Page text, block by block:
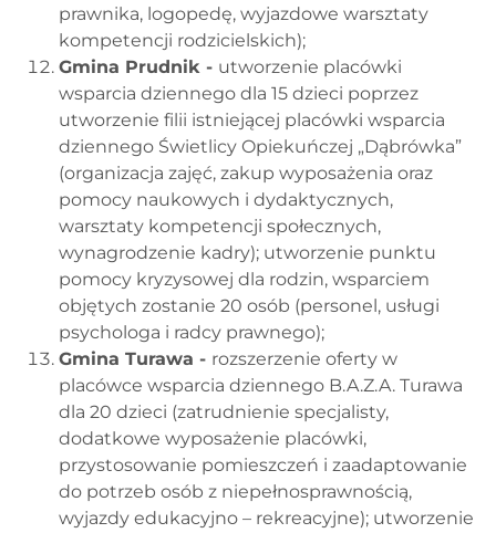
prawnika, logopedę, wyjazdowe warsztaty
kompetencji rodzicielskich);
Gmina Prudnik - utworzenie placówki
wsparcia dziennego dla 15 dzieci poprzez
utworzenie filii istniejącej placówki wsparcia
dziennego Świetlicy Opiekuńczej „Dąbrówka”
(organizacja zajęć, zakup wyposażenia oraz
pomocy naukowych i dydaktycznych,
warsztaty kompetencji społecznych,
wynagrodzenie kadry); utworzenie punktu
pomocy kryzysowej dla rodzin, wsparciem
objętych zostanie 20 osób (personel, usługi
psychologa i radcy prawnego);
Gmina Turawa - rozszerzenie oferty w
placówce wsparcia dziennego B.A.Z.A. Turawa
dla 20 dzieci (zatrudnienie specjalisty,
dodatkowe wyposażenie placówki,
przystosowanie pomieszczeń i zaadaptowanie
do potrzeb osób z niepełnosprawnością,
wyjazdy edukacyjno – rekreacyjne); utworzenie